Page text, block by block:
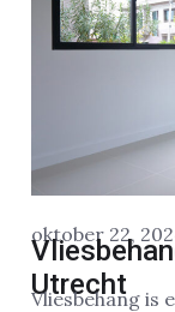
oktober 22,
Utrecht
Vliesbehang is